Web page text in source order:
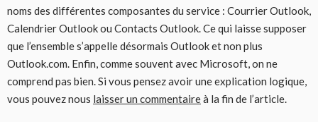
noms des différentes composantes du service : Courrier Outlook,
Calendrier Outlook ou Contacts Outlook. Ce qui laisse supposer
que l’ensemble s’appelle désormais Outlook et non plus
Outlook.com. Enfin, comme souvent avec Microsoft, on ne
comprend pas bien. Si vous pensez avoir une explication logique,
vous pouvez nous laisser un commentaireà la fin de l’article.